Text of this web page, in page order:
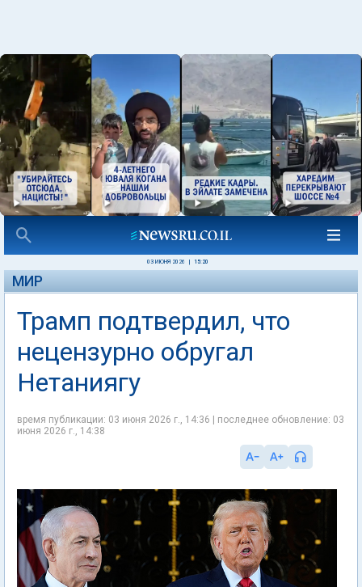
03 ИЮНЯ 2026 15:20
МИР
Трамп подтвердил, что
нецензурно обругал
Нетаниягу
время публикации: 03 июня 2026 г., 14:36 | последнее обновление: 03
июня 2026 г., 14:38